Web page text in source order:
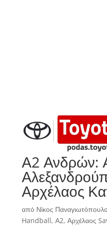
Α2 Ανδρών:
Αρχέλαος
από Νίκος
Handball, Α2, Αρχέλαος